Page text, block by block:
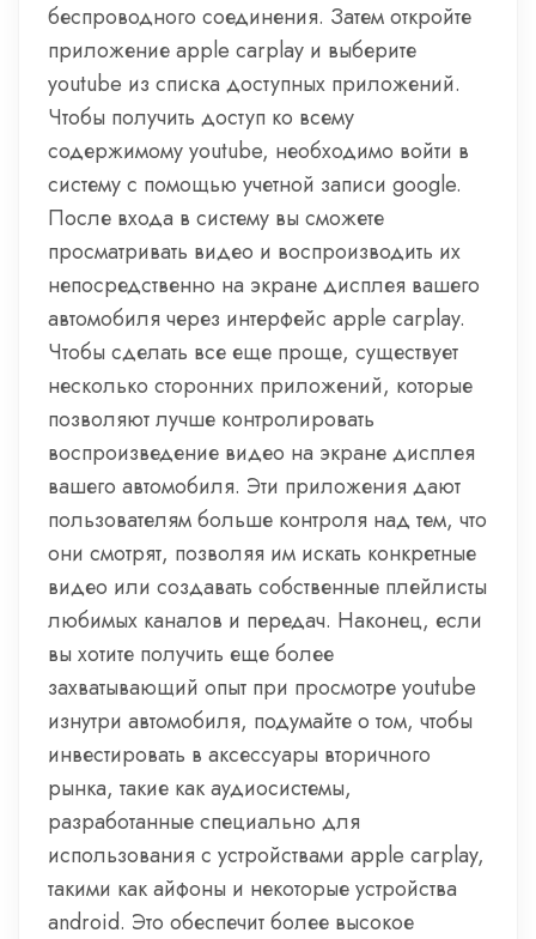
беспроводного соединения. Затем откройте
приложение apple carplay и выберите
youtube из списка доступных приложений.
Чтобы получить доступ ко всему
содержимому youtube, необходимо войти в
систему с помощью учетной записи google.
После входа в систему вы сможете
просматривать видео и воспроизводить их
непосредственно на экране дисплея вашего
автомобиля через интерфейс apple carplay.
Чтобы сделать все еще проще, существует
несколько сторонних приложений, которые
позволяют лучше контролировать
воспроизведение видео на экране дисплея
вашего автомобиля. Эти приложения дают
пользователям больше контроля над тем, что
они смотрят, позволяя им искать конкретные
видео или создавать собственные плейлисты
любимых каналов и передач. Наконец, если
вы хотите получить еще более
захватывающий опыт при просмотре youtube
изнутри автомобиля, подумайте о том, чтобы
инвестировать в аксессуары вторичного
рынка, такие как аудиосистемы,
разработанные специально для
использования с устройствами apple carplay,
такими как айфоны и некоторые устройства
android. Это обеспечит более высокое